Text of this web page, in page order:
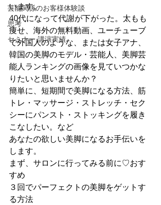
芸能関係のお客様体験談
思考
セミナー 講演実績
います。
40代になって代謝が下がった。太もも
痩せ、海外の無料動画、ユーチューブ
で外国人のような、または女子アナ、
韓国の美脚のモデル・芸能人、美脚芸
能人ランキングの画像を見ていつかな
りたいと思いませんか？
簡単に、短期間で美脚になる方法、筋
トレ・マッサージ・ストレッチ・セク
シーにパンスト・ストッキングを履き
こなしたい。など
あなたの欲しい美脚になるお手伝いを
します。
まず、サロンに行ってみる前に♡おす
すめ
３回でパーフェクトの美脚をゲットす
る方法